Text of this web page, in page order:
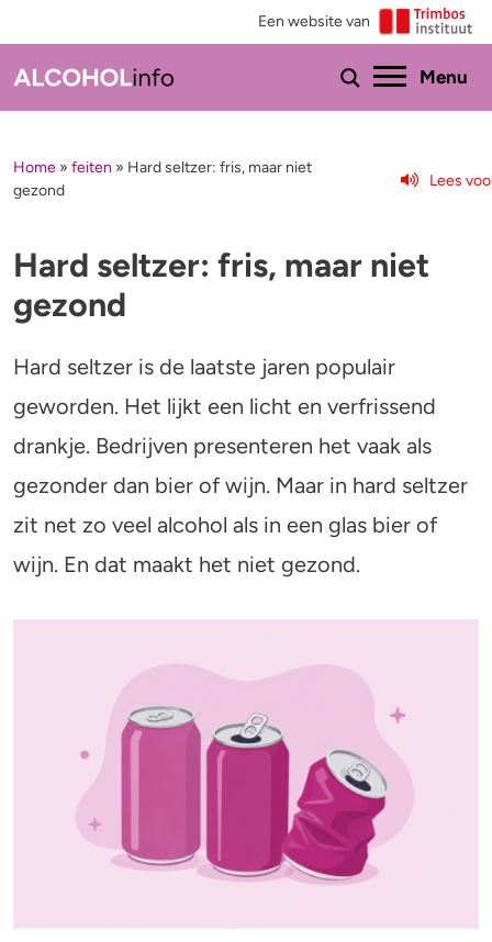
Een website van
Menu
Menu
Effecten en risico’s
Hulp
Gezondheid
Verkeer
Wet
Alcohol en medicijnen
Test jezelf
Test je kennis
Promillage calculator
Alcohol en opvoeden
Home » feiten » Hard seltzer: fris, maar niet
gezond
Lees
Hard seltzer: fris, maar niet
gezond
Hard seltzer is de laatste jaren populair
geworden. Het lijkt een licht en verfrissend
drankje. Bedrijven presenteren het vaak als
gezonder dan bier of wijn. Maar in hard seltzer
zit net zo veel alcohol als in een glas bier of
wijn. En dat maakt het niet gezond.